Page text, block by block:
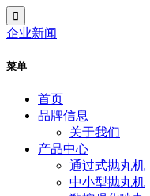
企业新闻
菜单
首页
品牌信息
关于我们
产品中心
通过式抛丸机
中小型抛丸机